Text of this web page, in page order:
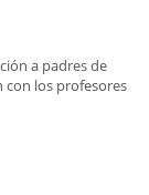
a padres de
con los profesores